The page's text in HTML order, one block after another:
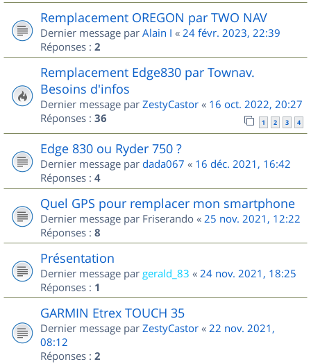
Remplacement OREGON par TWO NAV
Dernier message par Alain I « 24 févr. 2023, 22:39
Réponses : 2
Remplacement Edge830 par Townav.
Besoins d'infos
Dernier message par ZestyCastor « 16 oct. 2022, 20:27
Réponses : 36 1 2 3 4
Edge 830 ou Ryder 750 ?
Dernier message par dada067 « 16 déc. 2021, 16:42
Réponses : 4
Quel GPS pour remplacer mon smartphone
Dernier message par Friserando « 25 nov. 2021, 12:22
Réponses : 8
Présentation
Dernier message par gerald_83 « 24 nov. 2021, 18:25
Réponses : 1
GARMIN Etrex TOUCH 35
Dernier message par ZestyCastor « 22 nov. 2021,
08:12
Réponses : 2